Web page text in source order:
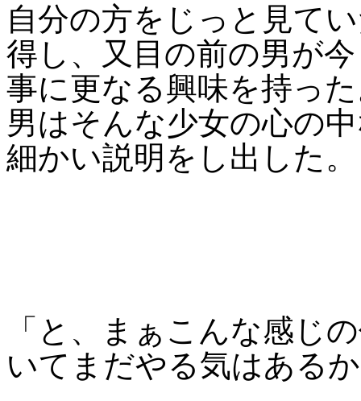
自分の方をじっと見て
得し、又目の前の男が
事に更なる興味を持っ
男はそんな少女の心の
細かい説明をし出した。
「と、まぁこんな感じ
いてまだやる気はある